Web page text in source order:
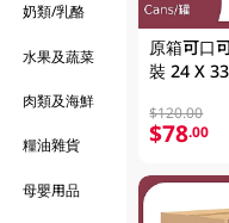
奶類/乳酪
水果及蔬菜
肉類及海鮮
糧油雜貨
母嬰用品
原箱可口
裝 24 X
$120.00
$78.00